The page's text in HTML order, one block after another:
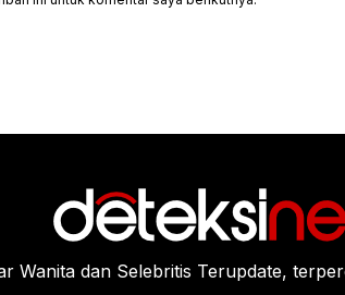
Wanita dan Selebritis Terupdate,